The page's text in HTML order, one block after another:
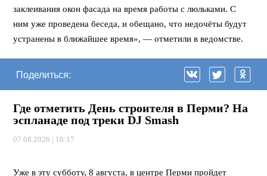
заклеивания окон фасада на время работы с люльками. С
ним уже проведена беседа, и обещано, что недочёты будут
устранены в ближайшее время», — отметили в ведомстве.
Поделиться:
Где отметить День строителя в Перми? На
эспланаде под треки DJ Smash
07.08.2026 | 18:17
Уже в эту субботу, 8 августа, в центре Перми пройдет